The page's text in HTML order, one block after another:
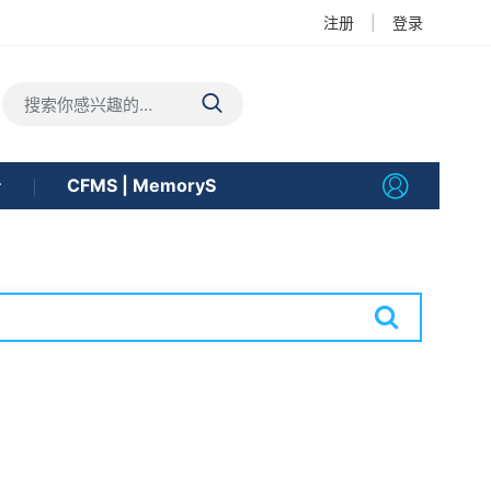
注册 登录
CFMS | MemoryS